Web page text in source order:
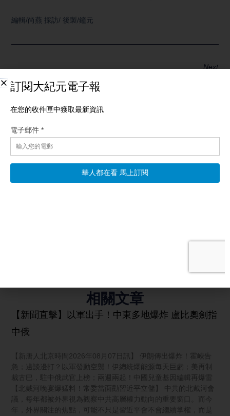
編輯/尚燕 採訪/ 後製/鐘元
Next
分享：
相關文章
【新聞直擊】以軍出手！中東多地爆炸 盧比奧劍指
中俄
【新唐人北京時間2026年08月07日訊】 伊朗傳出爆炸！霍峽告
急；邊談邊打？以軍發動空襲！伊總統爆能源每天巨虧；美再制
裁古巴，駐中俄武官上榜；兩週兩起！中國兒童基因編輯再爆雷
【北戴河晚宴爆猛料！常委當面勸習近平立儲】 中共的北戴河會
議，每年都被外界視為觀察中共高層權力動向的重要窗口。而今
年，外界關注的焦點，可能不只是習近平會不會繼續掌權，而是